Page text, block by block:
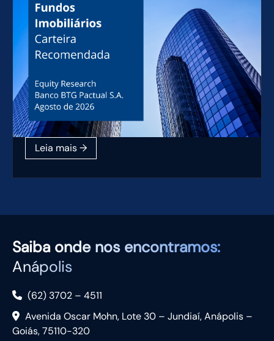
Saiba onde nos encontramos:
Anápolis
(62) 3702 – 4511
Avenida Oscar Mohn, Lote 30 – Jundiaí, Anápolis –
Goiás, 75110-320